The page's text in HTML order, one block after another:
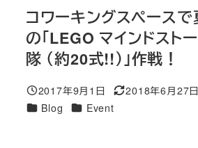
コワーキングスペース
の「LEGO マインドスト
隊 （約20式!!）」作戦！
投稿日
2017年9月1日
更
新
2018年6月27日
カ Blog
カ Event